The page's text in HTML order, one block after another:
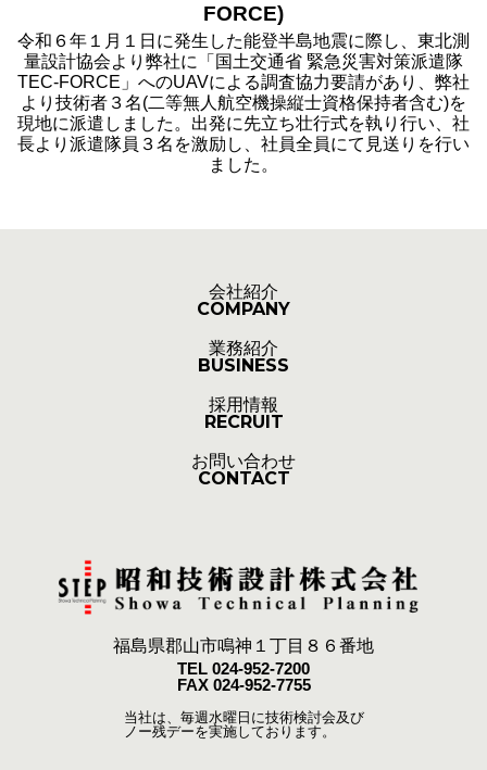
FORCE)
令和６年１月１日に発生した能登半島地震に際し、東北測
量設計協会より弊社に「国土交通省 緊急災害対策派遣隊
TEC-FORCE」へのUAVによる調査協力要請があり、弊社
より技術者３名(二等無人航空機操縦士資格保持者含む)を
現地に派遣しました。出発に先立ち壮行式を執り行い、社
長より派遣隊員３名を激励し、社員全員にて見送りを行い
ました。
会社紹介
COMPANY
業務紹介
BUSINESS
採用情報
RECRUIT
お問い合わせ
CONTACT
福島県郡山市鳴神１丁目８６番地
TEL 024-952-7200
FAX 024-952-7755
当社は、毎週水曜日に技術検討会及び
ノー残デーを実施しております。